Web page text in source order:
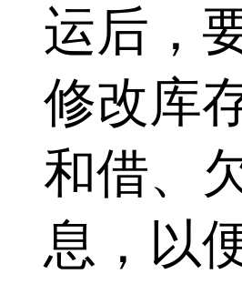
运后，
修改库
和借、
息，以